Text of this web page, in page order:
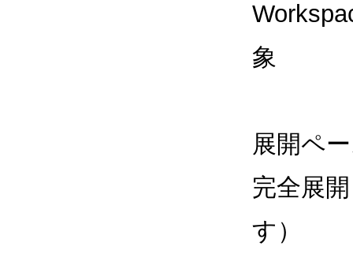
象
展開ペ
完全展
す）